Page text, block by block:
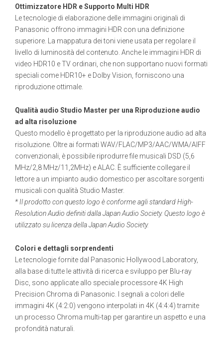
Ottimizzatore HDR e Supporto Multi HDR
Le tecnologie di elaborazione delle immagini originali di
Panasonic offrono immagini HDR con una definizione
superiore. La mappatura dei toni viene usata per regolare il
livello di luminosità del contenuto. Anche le immagini HDR di
video HDR10 e TV ordinari, che non supportano nuovi formati
speciali come HDR10+ e Dolby Vision, forniscono una
riproduzione ottimale.
Qualità audio Studio Master per una Riproduzione audio
ad alta risoluzione
Questo modello è progettato per la riproduzione audio ad alta
risoluzione. Oltre ai formati WAV/FLAC/MP3/AAC/WMA/AIFF
convenzionali, è possibile riprodurre file musicali DSD (5,6
MHz/2,8 MHz/11,2MHz) e ALAC. È sufficiente collegare il
lettore a un impianto audio domestico per ascoltare sorgenti
musicali con qualità Studio Master.
* Il prodotto con questo logo è conforme agli standard High-
Resolution Audio definiti dalla Japan Audio Society. Questo logo è
utilizzato su licenza della Japan Audio Society.
Colori e dettagli sorprendenti
Le tecnologie fornite dal Panasonic Hollywood Laboratory,
alla base di tutte le attività di ricerca e sviluppo per Blu-ray
Disc, sono applicate allo speciale processore 4K High
Precision Chroma di Panasonic. I segnali a colori delle
immagini 4K (4:2:0) vengono interpolati in 4K (4:4:4) tramite
un processo Chroma multi-tap per garantire un aspetto e una
profondità naturali.